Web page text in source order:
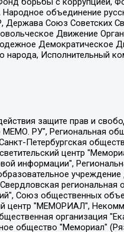
объединение
Союз Советских
Движение
Демократическое
Исполнительный
Елена Анатольевна, Сотников Даниил Владимирович, Сурначева Елизавета Дмитриевна, Автономная некоммерческая организация по защите прав человека и информированию населения "Якутия – Наше Мнение", Общество с ограниченной ответственностью "Москоу диджитал медиа", с 26.01.2023 Общество с ограниченной ответственностью "Чайка Белые сады", Ветошкина Валерия Валерьевна, Заговора Максим Александрович, Межрегиональное общественное движение "Российская ЛГБТ - сеть", Оленичев Максим Владимирович, Павлов Иван Юрьевич, Скворцова Елена Сергеевна, Общество с ограниченной ответственностью "Как бы инагент", Кочетков Игорь Викторович, Общество с ограниченной ответственностью "Честные выборы", Еланчик Олег Александрович, Общество с ограниченной ответственностью "Нобелевский призыв", Гималова Регина Эмилевна, Григорьев Андрей Валерьевич, Григорьева Алина Александровна, Ассоциация по содействию защите прав призывников, альтернативнослужащих и военнослужащих "Правозащитная группа "Гражданин.Армия.Право", Хисамова Регина Фаритовна, Автономная некоммерческая организация по реализации социально-правовых программ "Лилит", Дальневосточное общественное движение "Маяк", Санкт-Петербургская ЛГБТ-инициативная группа "Выход", Инициативная группа ЛГБТ+ "Реверс", Алексеев Андрей Викторович, Бекбулатова Таисия Львовна, Беляев Иван Михайлович, Владыкина Елена Сергеевна, Гельман Марат Александрович, Никульшина Вероника Юрьевна, Толоконникова Надежда Андреевна, Шендерович Виктор Анатольевич, Общество с ограниченной ответственностью "Данное сообщение", Общество с ограниченной ответственностью